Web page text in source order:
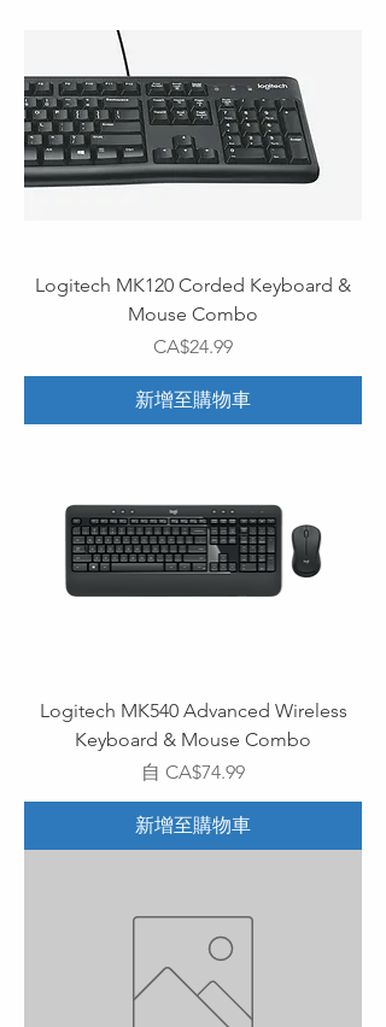
Logitech MK120 Corded Keyboard &
Mouse Combo
價格
CA$24.99
新增至購物車
Logitech MK540 Advanced Wireless
Keyboard & Mouse Combo
自 CA$74.99
促銷價格
新增至購物車